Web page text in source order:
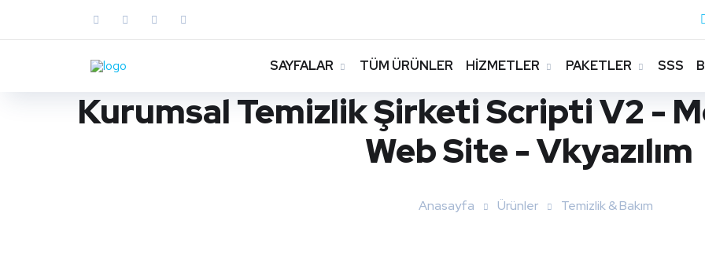
SAYFALAR TÜM ÜRÜNLER HİZMETLER PAKETLER SSS
Kurumsal Temizlik Şirketi Scripti V2 -
Web Site - Vkyazılım
Anasayfa Ürünler Temizlik & Bakım